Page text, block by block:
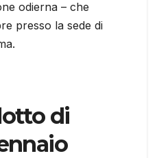
odierna – che
presso la sede di
di